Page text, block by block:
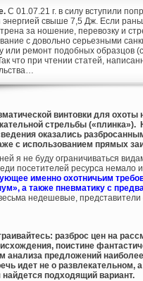
С 01.07.21 г. в силу вступили
энергией свыше 7,5 Дж. Если
за ношение, перевозку и
с довольно серьезными
или ремонт подобных образцов
что при чтении статей,
винтовки для охоты
стрельбы («плинка»).
оказались
с использованием прямых
я не буду ограничиваться
посетителей ресурса немало
именно охотничьим
а также пневматику с
недешевые,
разброс цен на
поистине
анализа предложений
идет не о развлекательном,
найдется подходящий вариант.